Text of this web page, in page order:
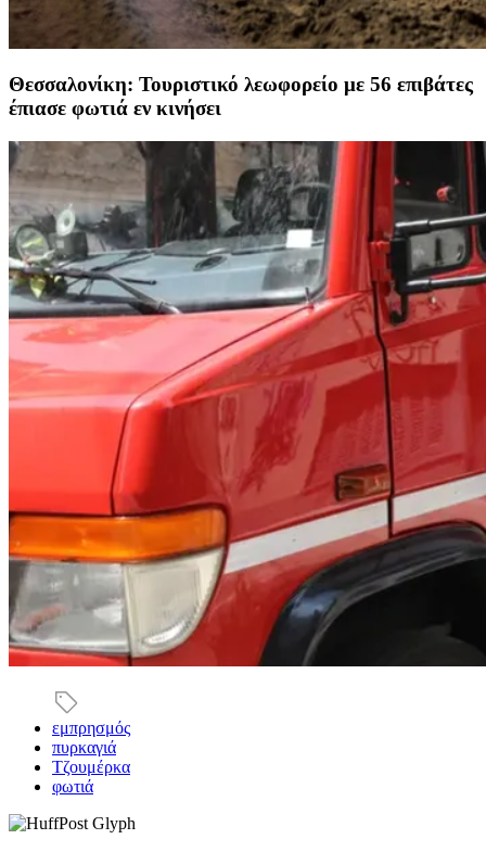
Θεσσαλονίκη: Τουριστικό λεωφορείο με 56 επιβάτες
έπιασε φωτιά εν κινήσει
εμπρησμός
πυρκαγιά
Τζουμέρκα
φωτιά